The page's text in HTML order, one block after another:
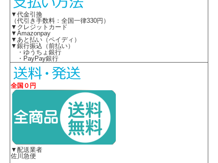
▼代金引換
（代引き手数料：全国一律330円）
▼クレジットカード
▼Amazonpay
▼あと払い（ペイディ）
▼銀行振込（前払い）
・ゆうちょ銀行
・PayPay銀行
全国０円
▼配送業者
佐川急便